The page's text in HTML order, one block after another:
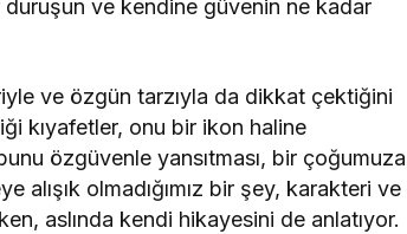
duruşun ve kendine güvenin ne kadar
ve özgün tarzıyla da dikkat çektiğini
kıyafetler, onu bir ikon haline
özgüvenle yansıtması, bir çoğumuza
alışık olmadığımız bir şey, karakteri ve
aslında kendi hikayesini de anlatıyor.